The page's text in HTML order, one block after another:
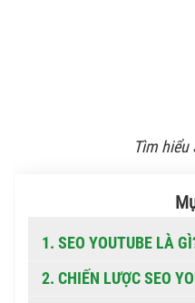
Tìm hiểu
1. SEO YOUTUBE LÀ
2. CHIẾN LƯỢC SEO